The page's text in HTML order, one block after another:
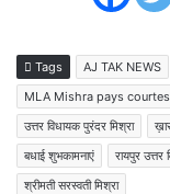
Tags AJ TAK NEWS
MLA Mishra pays
उत्तर विधायक पुरंदर मिश्रा
बधाई शुभकामनाएं
रायपुर उत्तर
श्रीमती सरस्वती मिश्रा